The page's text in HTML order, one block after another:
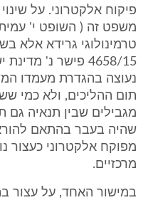
פיקוח אלקטרוני. על
משפט זה ( השופט י' עמית)
טרמינולוגי גרידא אלא
4658/15 פישר נ'
נעוצה בהגדרת מעמדו
תום ההליכים, ולא כמי
מגבילים שבין תנאיה גם
שהיה בעבר בהתאם
מפוקח אלקטרוני כעצור
מרכזיים.
במישור האחד, על עצור